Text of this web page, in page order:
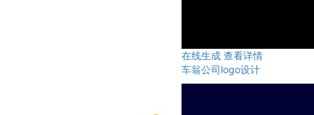
在线生成 查看详情
车翁公司logo设计